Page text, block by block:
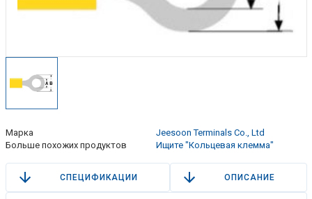
Марка
Jeesoon Terminals Co., Ltd
Больше похожих продуктов
Ищите "Кольцевая клемма"
СПЕЦИФИКАЦИИ ОПИСАНИЕ